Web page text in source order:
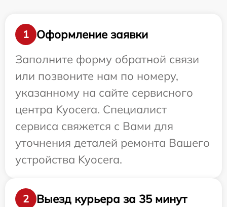
1
Оформление заявки
Заполните форму обратной связи
или позвоните нам по номеру,
указанному на сайте сервисного
центра Kyocera. Специалист
сервиса свяжется с Вами для
уточнения деталей ремонта Вашего
устройства Kyocera.
2
Выезд курьера за 35 минут